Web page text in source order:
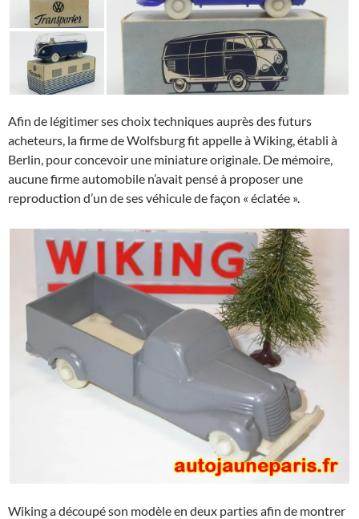
Afin de légitimer ses choix techniques auprès des futurs
acheteurs, la firme de Wolfsburg fit appelle à Wiking, établi à
Berlin, pour concevoir une miniature originale. De mémoire,
aucune firme automobile n’avait pensé à proposer une
reproduction d’un de ses véhicule de façon « éclatée ».
Wiking a découpé son modèle en deux parties afin de montrer